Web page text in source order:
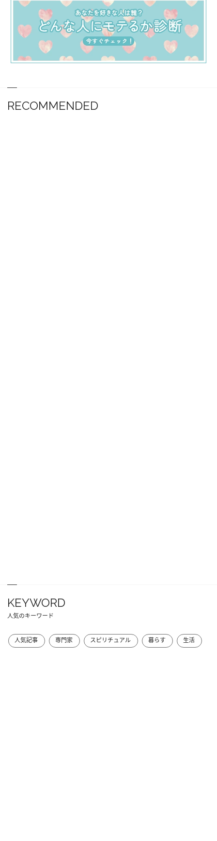
RECOMMENDED
KEYWORD
人気のキーワード
人気記事 専門家 スピリチュアル 暮らす 生活